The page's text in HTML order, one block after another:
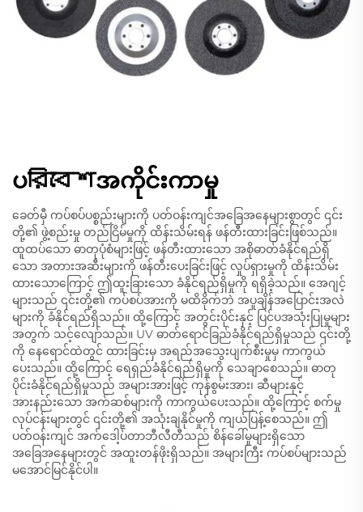
ပরিবেশအကိုင်းကာမှု
ခေတ်မှီ ကပ်စပ်ပစ္စည်းများကို ပတ်ဝန်းကျင်အခြေအနေများစွာတွင် ၎င်း
တို့၏ ဖွဲ့စည်းမှု တည်ငြိမ်မှုကို ထိန်းသိမ်းရန် ဖန်တီးထားခြင်းဖြစ်သည်။
ထူထပ်သော ဓာတုပုံစံများဖြင့် ဖန်တီးထားသော အစိုဓာတ်ခံနိုင်ရည်ရှိ
သော အတားအဆီးများကို ဖန်တီးပေးခြင်းဖြင့် လှုပ်ရှားမှုကို ထိန်းသိမ်း
ထားသောကြောင့် ဤထူးခြားသော ခံနိုင်ရည်ရှိမှုကို ရရှိခဲ့သည်။ အေဂျင့်
များသည် ၎င်းတို့၏ ကပ်စပ်အားကို မထိခိုက်ဘဲ အပူချိန်အပြောင်းအလဲ
များကို ခံနိုင်ရည်ရှိသည်။ ထို့ကြောင့် အတွင်းပိုင်းနှင့် ပြင်ပအသုံးပြုမှုများ
အတွက် သင့်လျော်သည်။ UV ဓာတ်ရောင်ခြည်ခံနိုင်ရည်ရှိမှုသည် ၎င်းတို့
ကို နေရောင်ထဲတွင် ထားခြင်းမှ အရည်အသွေးပျက်စီးမှုမှ ကာကွယ်
ပေးသည်။ ထို့ကြောင့် ရေရှည်ခံနိုင်ရည်ရှိမှုကို သေချာစေသည်။ ဓာတု
ပိုင်းခံနိုင်ရည်ရှိမှုသည် အများအားဖြင့် ကုန်စွမ်းအား၊ ဆီများနှင့်
အားနည်းသော အက်ဆစ်များကို ကာကွယ်ပေးသည်။ ထို့ကြောင့် စက်မှု
လုပ်ငန်းများတွင် ၎င်းတို့၏ အသုံးချနိုင်မှုကို ကျယ်ပြန့်စေသည်။ ဤ
ပတ်ဝန်းကျင် အက်ဒေါ့ပ်တာဘီလီတီသည် စိန်ခေါ်မှုများရှိသော
အခြေအနေများတွင် အထူးတန်ဖိုးရှိသည်။ အများကြီး ကပ်စပ်များသည်
မအောင်မြင်နိုင်ပါ။